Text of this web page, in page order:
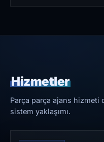
Hizmetler
Parça parça ajans
sistem yaklaşımı.